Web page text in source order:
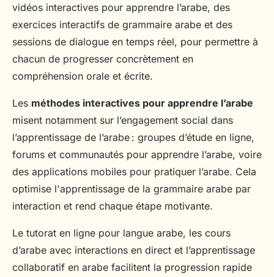
vidéos interactives pour apprendre l’arabe, des
exercices interactifs de grammaire arabe et des
sessions de dialogue en temps réel, pour permettre à
chacun de progresser concrètement en
compréhension orale et écrite.
Les méthodes interactives pour apprendre l’arabe
misent notamment sur l’engagement social dans
l’apprentissage de l’arabe : groupes d’étude en ligne,
forums et communautés pour apprendre l’arabe, voire
des applications mobiles pour pratiquer l’arabe. Cela
optimise l'apprentissage de la grammaire arabe par
interaction et rend chaque étape motivante.
Le tutorat en ligne pour langue arabe, les cours
d’arabe avec interactions en direct et l’apprentissage
collaboratif en arabe facilitent la progression rapide